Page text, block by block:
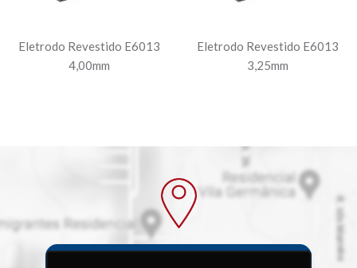
Eletrodo Revestido E6013
4,00mm
Eletrodo Revestido E6013
3,25mm